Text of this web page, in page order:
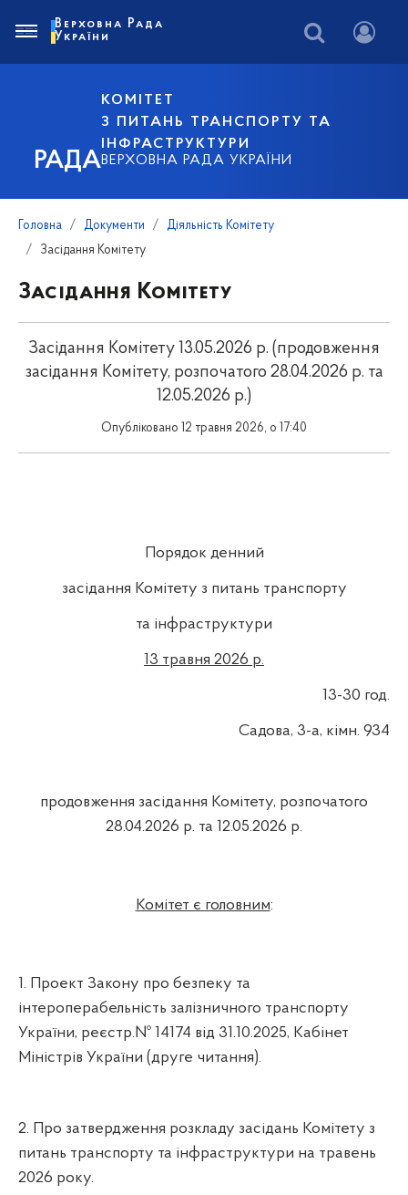
РАДА
КОМІТЕТ
З ПИТАНЬ ТРАНСПОРТУ ТА
ІНФРАСТРУКТУРИ
ВЕРХОВНА РАДА УКРАЇНИ
Верховна Рада
України
Головна Документи
Діяльність Комітету
Засідання Комітету
Засідання Комітету
Засідання Комітету 13.05.2026 р. (продовження
засідання Комітету, розпочатого 28.04.2026 р. та
12.05.2026 р.)
Опубліковано 12 травня 2026, о 17:40
Порядок денний
засідання Комітету з питань транспорту
та інфраструктури
13 травня 2026 р.
13-30 год.
Садова, 3-а, кімн. 934
продовження засідання Комітету, розпочатого
28.04.2026 р. та 12.05.2026 р.
Комітет є головним:
1. Проект Закону про безпеку та
інтероперабельність залізничного транспорту
України, реєстр.№ 14174 від 31.10.2025, Кабінет
Міністрів України (друге читання).
2. Про затвердження розкладу засідань Комітету з
питань транспорту та інфраструктури на травень
2026 року.